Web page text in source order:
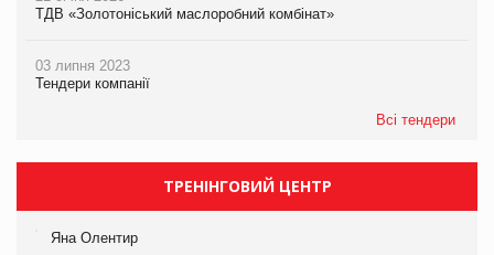
ТДВ «Золотоніський маслоробний комбінат»
03 липня 2023
Тендери компанії
Всі тендери
ТРЕНІНГОВИЙ ЦЕНТР
Яна Олентир